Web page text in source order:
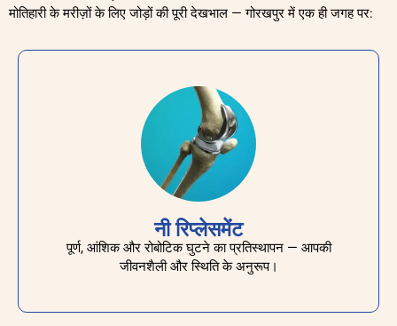
मोतिहारी के मरीज़ों के लिए जोड़ों की पूरी देखभाल — गोरखपुर में एक ही जगह पर:
नी रिप्लेसमेंट
पूर्ण, आंशिक और रोबोटिक घुटने का प्रतिस्थापन — आपकी
जीवनशैली और स्थिति के अनुरूप।